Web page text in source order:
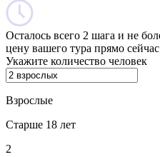
Осталось всего 2 шага и не
цену вашего тура прямо сейчас
Укажите количество человек
Взрослые
Старше 18 лет
2